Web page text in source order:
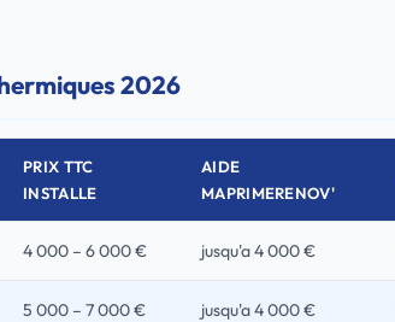
2026
PRIX TTC
INSTALLE
AIDE
MAPRIMERENOV'
4 000 – 6 000 € jusqu'a 4 000 €
5 000 – 7 000 € jusqu'a 4 000 €